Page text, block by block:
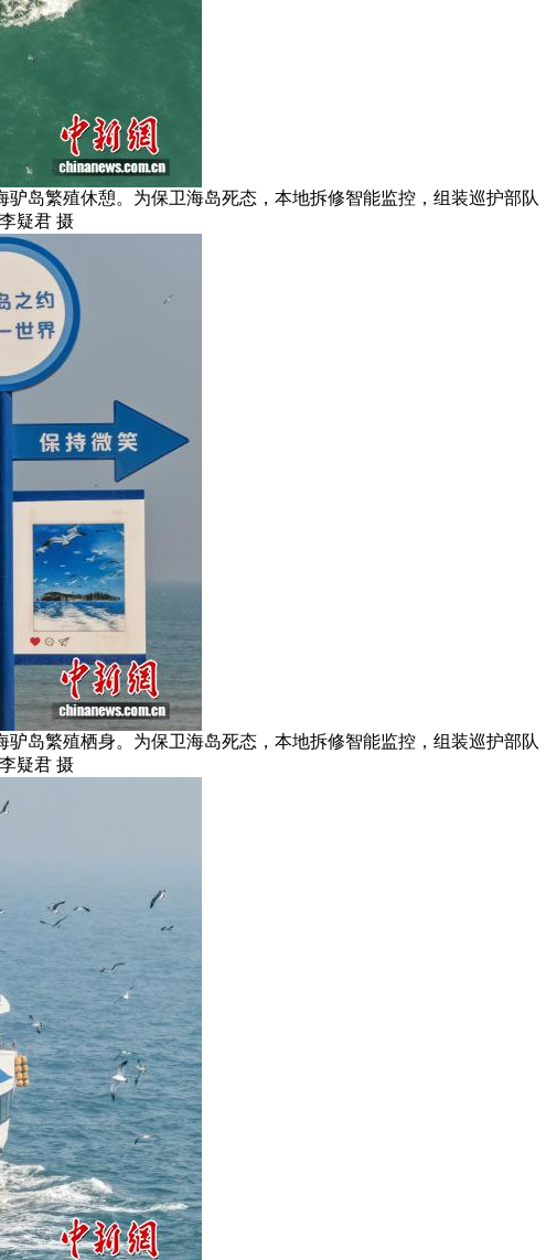
岛繁殖休憩。为保卫海岛死态，本地拆修智能监控，组装巡护部队
疑君 摄
岛繁殖栖身。为保卫海岛死态，本地拆修智能监控，组装巡护部队
疑君 摄